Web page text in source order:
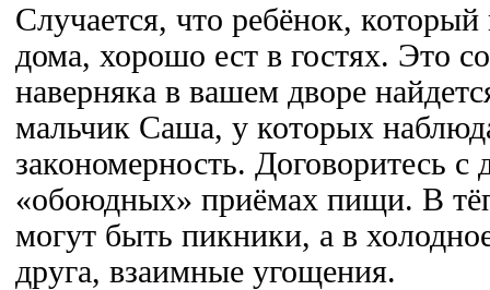
Случается, что ребёнок,
дома, хорошо ест в гостях. Это
наверняка в вашем дворе
мальчик Саша, у которых
закономерность. Договоритесь
«обоюдных» приёмах пищи. В
могут быть пикники, а в
друга, взаимные угощения.